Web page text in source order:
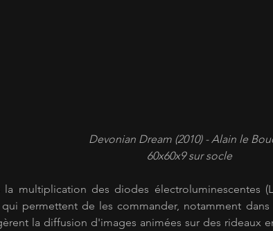
Devonian Dream (2010) - Alain le
60x60x9 sur socle
multiplication des diodes électroluminescentes
permettent de les commander, notamment dans
la diffusion d'images animées sur des rideaux